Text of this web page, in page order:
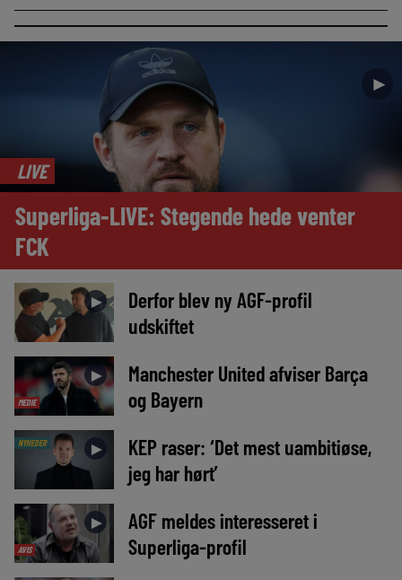
►
LIVE
Superliga-LIVE: Stegende hede venter
FCK
►
Derfor blev ny AGF-profil
udskiftet
MEDIE
►
Manchester United afviser Barça
og Bayern
NYHEDER ►
KEP raser: ‘Det mest uambitiøse,
jeg har hørt’
AVIS
►
AGF meldes interesseret i
Superliga-profil